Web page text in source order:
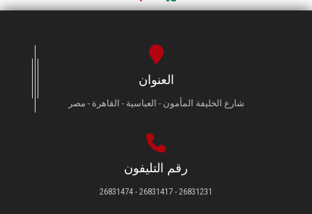
سجل الان
العنوان
شارع الخليفة المأمون - العباسية - القاهرة - مصر
رقم التليفون
26831231 - 26831417 - 26831474